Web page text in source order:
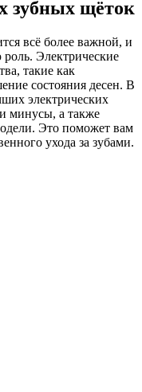
зубных щёток
всё более важной, и
Электрические
такие как
состояния десен. В
электрических
минусы, а также
Это поможет вам
ухода за зубами.